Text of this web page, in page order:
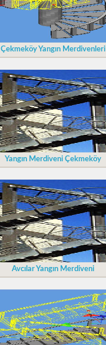
Çekmeköy Yangın Merdivenleri
Yangın Merdiveni Çekmeköy
Avcılar Yangın Merdiveni